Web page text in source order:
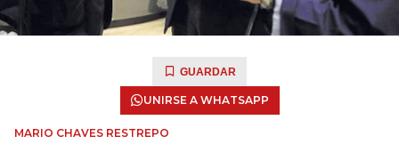
GUARDAR
UNIRSE A WHATSAPP
MARIO CHAVES RESTREPO